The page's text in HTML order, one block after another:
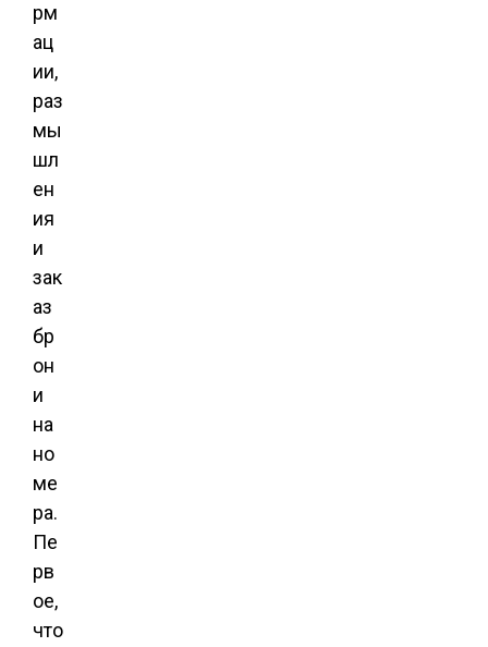
рм
ац
ии,
раз
мы
шл
ен
ия
и
зак
аз
бр
он
и
на
но
ме
ра.
Пе
рв
ое,
что